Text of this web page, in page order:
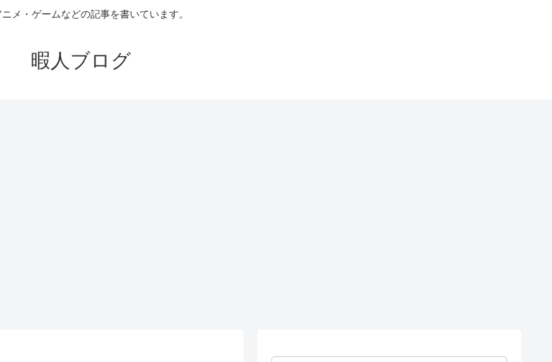
メ・ゲームなどの記事を書いています。
暇人ブログ